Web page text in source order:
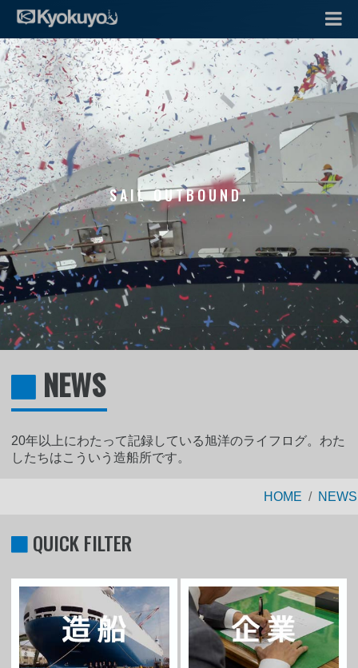
SAIL OUTBOUND.
NEWS
20年以上にわたって記録している旭洋のライフログ。わた
したちはこういう造船所です。
HOME NEWS
QUICK FILTER